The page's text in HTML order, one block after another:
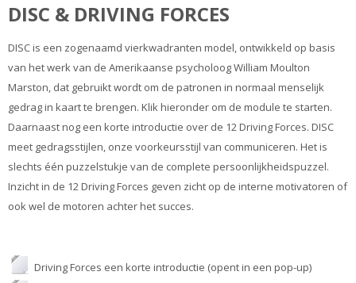
DISC & DRIVING FORCES
DISC is een zogenaamd vierkwadranten model, ontwikkeld op basis
van het werk van de Amerikaanse psycholoog William Moulton
Marston, dat gebruikt wordt om de patronen in normaal menselijk
gedrag in kaart te brengen. Klik hieronder om de module te starten.
Daarnaast nog een korte introductie over de 12 Driving Forces. DISC
meet gedragsstijlen, onze voorkeursstijl van communiceren. Het is
slechts één puzzelstukje van de complete persoonlijkheidspuzzel.
Inzicht in de 12 Driving Forces geven zicht op de interne motivatoren of
ook wel de motoren achter het succes.
Driving Forces een korte introductie (opent in een pop-up)